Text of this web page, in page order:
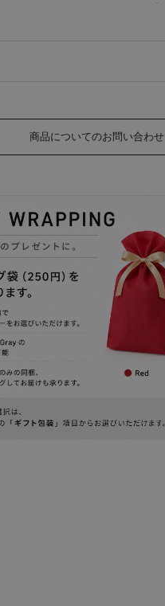
商品についてのお問い合わせ